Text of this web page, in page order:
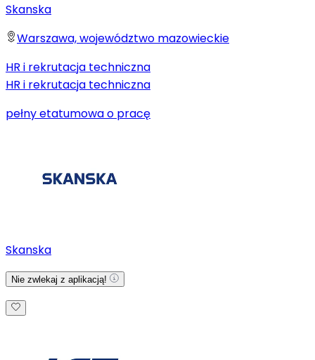
Skanska
Warszawa, województwo mazowieckie
HR i rekrutacja techniczna
HR i rekrutacja techniczna
pełny etatumowa o pracę
Skanska
Nie zwlekaj z aplikacją!